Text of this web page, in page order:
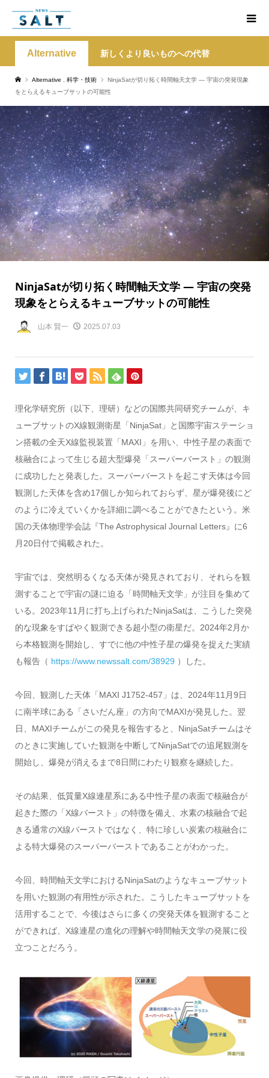
Alternative 新しくより良いものへの代替
Alternative 科学・技術
NinjaSatが切り拓く時間軸天文学 ― 宇宙の突発現象
をとらえるキューブサットの可能性
NinjaSatが切り拓く時間軸天文学 ― 宇宙の突発
現象をとらえるキューブサットの可能性
山本 賢一 2025.07.03
理化学研究所（以下、理研）などの国際共同研究チームが、キ
ューブサットのX線観測衛星「NinjaSat」と国際宇宙ステーショ
ン搭載の全天X線監視装置「MAXI」を用い、中性子星の表面で
核融合によって生じる超大型爆発「スーパーバースト」の観測
に成功したと発表した。スーパーバーストを起こす天体は今回
観測した天体を含め17個しか知られておらず、星が爆発後にど
のように冷えていくかを詳細に調べることができたという。米
国の天体物理学会誌『The Astrophysical Journal Letters』に6
月20日付で掲載された。
宇宙では、突然明るくなる天体が発見されており、それらを観
測することで宇宙の謎に迫る「時間軸天文学」が注目を集めて
いる。2023年11月に打ち上げられたNinjaSatは、こうした突発
的な現象をすばやく観測できる超小型の衛星だ。2024年2月か
ら本格観測を開始し、すでに他の中性子星の爆発を捉えた実績
も報告（ https://www.newssalt.com/38929 ）した。
今回、観測した天体「MAXI J1752‑457」は、2024年11月9日
に南半球にある「さいだん座」の方向でMAXIが発見した。翌
日、MAXIチームがこの発見を報告すると、NinjaSatチームはそ
のときに実施していた観測を中断してNinjaSatでの追尾観測を
開始し、爆発が消えるまで8日間にわたり観察を継続した。
その結果、低質量X線連星系にある中性子星の表面で核融合が
起きた際の「X線バースト」の特徴を備え、水素の核融合で起
きる通常のX線バーストではなく、特に珍しい炭素の核融合に
よる特大爆発のスーパーバーストであることがわかった。
今回、時間軸天文学におけるNinjaSatのようなキューブサット
を用いた観測の有用性が示された。こうしたキューブサットを
活用することで、今後はさらに多くの突発天体を観測すること
ができれば、X線連星の進化の理解や時間軸天文学の発展に役
立つことだろう。